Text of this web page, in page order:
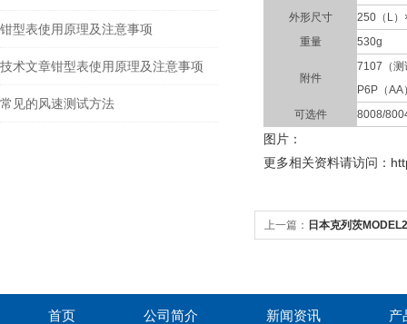
钳型表使用原理及注意事项
技术文章钳型表使用原理及注意事项
常见的风速测试方法
外形尺寸
250（L）
重量
530g
附件
7107（
P6P（
可选件
8008/
图片：
更多相关资料请访问：
上一篇： 日本克列茨
首页 公司简介 新闻资讯 产